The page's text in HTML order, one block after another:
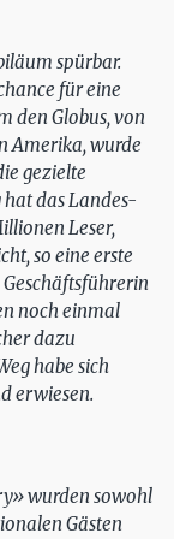
spürbar.
für eine
den Globus, von
Amerika, wurde
gezielte
das Landes-
Leser,
so eine erste
noch einmal
dazu
habe sich
erwiesen.
wurden sowohl
Gästen